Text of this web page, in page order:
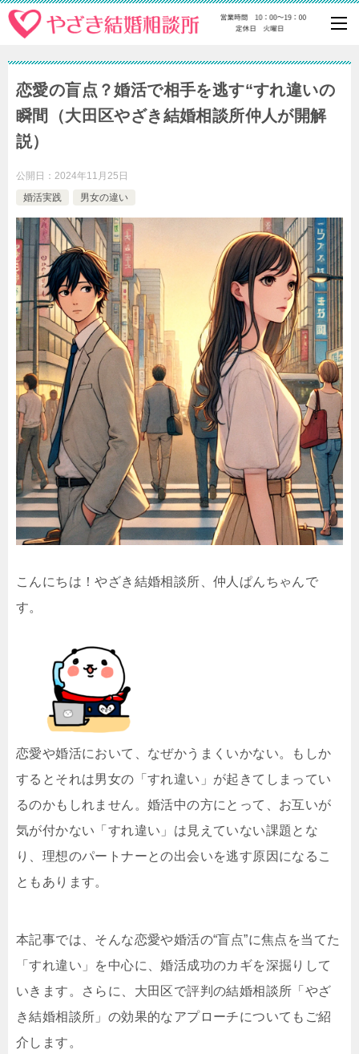
恋愛の盲点？婚活で相手を逃す“すれ違いの
瞬間（大田区やざき結婚相談所仲人が開解
説）
公開日： 2024年11月25日
婚活実践
男女の違い
こんにちは！やざき結婚相談所、仲人ぱんちゃんで
す。
恋愛や婚活において、なぜかうまくいかない。もしか
するとそれは男女の「すれ違い」が起きてしまってい
るのかもしれません。婚活中の方にとって、お互いが
気が付かない「すれ違い」は見えていない課題とな
り、理想のパートナーとの出会いを逃す原因になるこ
ともあります。
本記事では、そんな恋愛や婚活の“盲点”に焦点を当てた
「すれ違い」を中心に、婚活成功のカギを深掘りして
いきます。さらに、大田区で評判の結婚相談所「やざ
き結婚相談所」の効果的なアプローチについてもご紹
介します。